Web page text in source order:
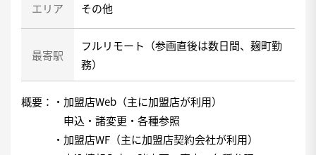
エリア その他
最寄駅
フルリモート（参画直後は数日間、麹町勤
務）
概要：・加盟店Web（主に加盟店が利用）
申込・諸変更・各種参照
・加盟店WF（主に加盟店契約会社が利用）